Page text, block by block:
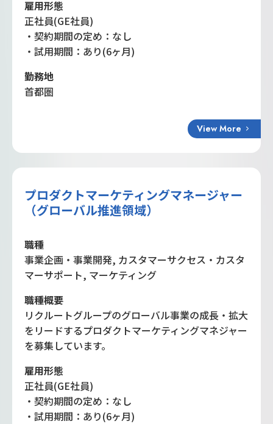
雇用形態
正社員(GE社員)
・契約期間の定め：なし
・試用期間：あり(6ヶ月)
勤務地
首都圏
View More
プロダクトマーケティングマネージャー
（グローバル推進領域）
職種
事業企画・事業開発, カスタマーサクセス・カスタ
マーサポート, マーケティング
職種概要
リクルートグループのグローバル事業の成長・拡大
をリードするプロダクトマーケティングマネジャー
を募集しています。
雇用形態
正社員(GE社員)
・契約期間の定め：なし
・試用期間：あり(6ヶ月)